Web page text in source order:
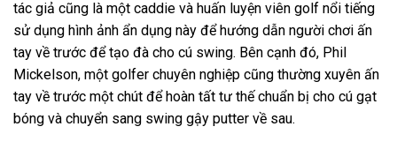
tác giả cũng là một caddie và huấn luyện viên golf nổi tiếng
sử dụng hình ảnh ẩn dụng này để hướng dẫn người chơi ấn
tay về trước để tạo đà cho cú swing. Bên cạnh đó, Phil
Mickelson, một golfer chuyên nghiệp cũng thường xuyên ấn
tay về trước một chút để hoàn tất tư thế chuẩn bị cho cú gạt
bóng và chuyển sang swing gậy putter về sau.